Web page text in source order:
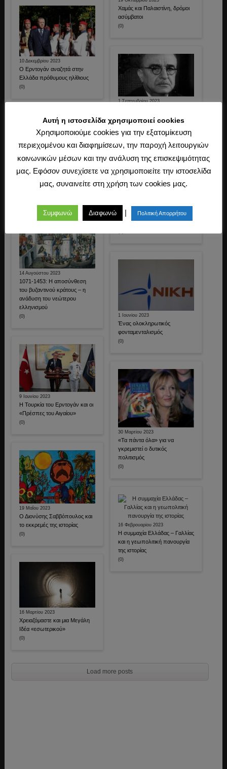
10 Δεκεμβρίου 2023
Ο Ερντογάν αναζητά στην
Ελλάδα πρόθυμους ηλίθιους
(0)
10 Σεπτεμβρίου 2023
Θρίαμβος και καταστροφή:
1940-1949
14 Αυγούστου 2023
1071-1453: Η αποσύνθεση
του βυζαντινού κράτους – η
ανάδυση του νεώτερου
ελληνισμού
(0)
9 Ιουνίου 2023
Η Τουρκία του Ερντογάν και οι
«Πρέσπες του Αιγαίου»
(0)
19 Μαΐου 2023
Ο Διονύσης Σαββόπουλος και
το εκκρεμές της ιστορίας
(0)
16 Μαρτίου 2023
Χρειαζόμαστε και μια Μεγάλη
Ιδέα «εσωτερικού»
(0)
Χαμάς και Παλαιστίνη, δρόμοι
ασύμβατοι
(0)
1 Σεπτεμβρίου 2023
αρχιτέκτονας του Διχασμού και
της Καταστροφής
(0)
26 Ιουλίου 2023
Ένα όνειρο για τον ελληνισμό
1 Ιουνίου 2023
Ένας ολοκληρωτικός
φονταμενταλισμός
(0)
30 Μαρτίου 2023
«Τα πάντα όλα» για να
γκρεμιστεί ο δυτικός
πολιτισμός
(0)
16 Φεβρουαρίου 2023
Η συμμαχία Ελλάδας – Γαλλίας
και η γεωπολιτική πανουργία
της ιστορίας
(0)
Load more posts
Αυτή η ιστοσελίδα χρησιμοποιεί cookies
Χρησιμοποιούμε cookies για την εξατομίκευση
περιεχομένου και διαφημίσεων, την παροχή λειτουργιών
κοινωνικών μέσων και την ανάλυση της επισκεψιμότητας
μας. Εφόσον συνεχίσετε να χρησιμοποιείτε την ιστοσελίδα
μας, συναινείτε στη χρήση των cookies μας.
Συμφωνώ Διαφωνώ | Πολιτική Απορρήτου